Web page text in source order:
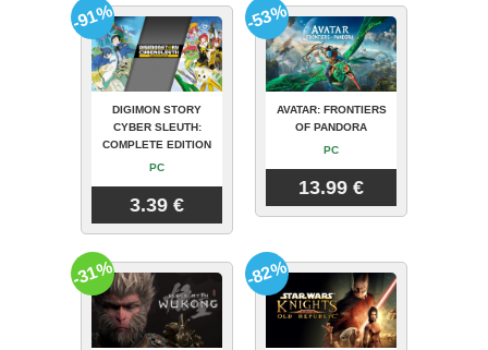
DIGIMON STORY
CYBER SLEUTH:
COMPLETE EDITION
PC
3.39 €
-91%
AVATAR: FRONTIERS
OF PANDORA
PC
13.99 €
-53%
-31% -82%